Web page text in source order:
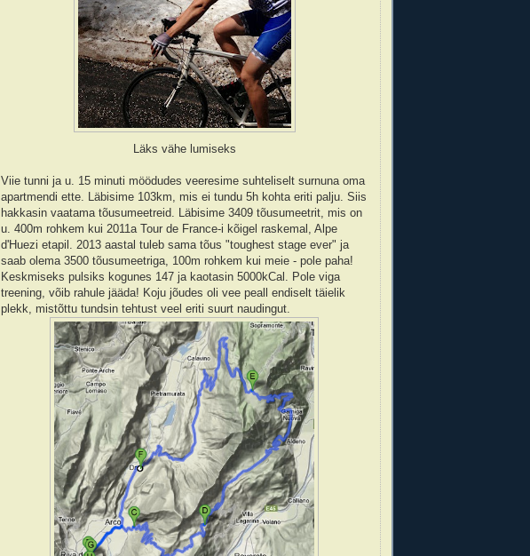
Läks vähe lumiseks
Viie tunni ja u. 15 minuti möödudes veeresime suhteliselt surnuna oma
apartmendi ette. Läbisime 103km, mis ei tundu 5h kohta eriti palju. Siis
hakkasin vaatama tõusumeetreid. Läbisime 3409 tõusumeetrit, mis on
u. 400m rohkem kui 2011a Tour de France-i kõigel raskemal, Alpe
d'Huezi etapil. 2013 aastal tuleb sama tõus "toughest stage ever" ja
saab olema 3500 tõusumeetriga, 100m rohkem kui meie - pole paha!
Keskmiseks pulsiks kogunes 147 ja kaotasin 5000kCal. Pole viga
treening, võib rahule jääda! Koju jõudes oli vee peall endiselt täielik
plekk, mistõttu tundsin tehtust veel eriti suurt naudingut.